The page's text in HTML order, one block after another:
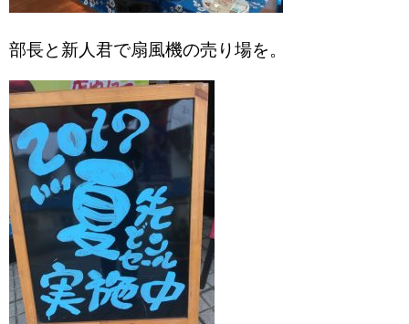
部長と新人君で扇風機の売り場を。